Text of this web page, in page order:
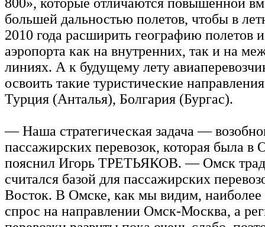
большей дальностью полетов, чтобы в
2010 года расширить географию полетов
аэропорта как на внутренних, так и на
линиях. А к будущему лету
освоить такие туристические
Турция (Анталья), Болгария (Бургас).
— Наша стратегическая задача —
пассажирских перевозок, которая была
пояснил Игорь ТРЕТЬЯКОВ. — Омск
считался базой для пассажирских
Восток. В Омске, как мы видим, наиболее
спрос на направлении Омск-Москва, а